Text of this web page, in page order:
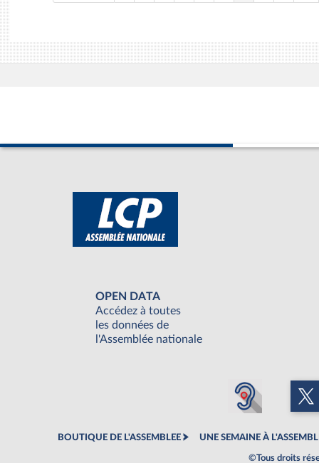
OPEN DATA
Accédez à toutes
les données de
l'Assemblée nationale
BOUTIQUE DE L'ASSEMBLEE UNE SEMAINE À
©Tous droits